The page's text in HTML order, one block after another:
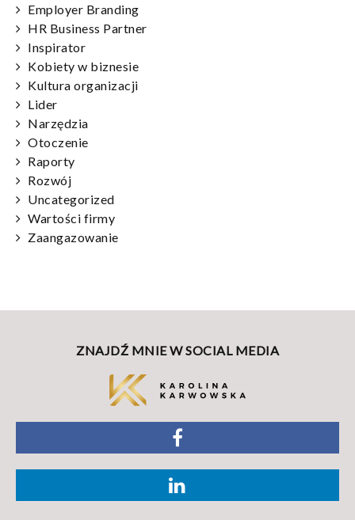
Employer Branding
HR Business Partner
Inspirator
Kobiety w biznesie
Kultura organizacji
Lider
Narzędzia
Otoczenie
Raporty
Rozwój
Uncategorized
Wartości firmy
Zaangazowanie
ZNAJDŹ MNIE W SOCIAL MEDIA